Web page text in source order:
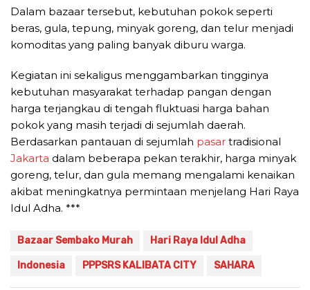
Dalam bazaar tersebut, kebutuhan pokok seperti
beras, gula, tepung, minyak goreng, dan telur menjadi
komoditas yang paling banyak diburu warga.
Kegiatan ini sekaligus menggambarkan tingginya
kebutuhan masyarakat terhadap pangan dengan
harga terjangkau di tengah fluktuasi harga bahan
pokok yang masih terjadi di sejumlah daerah.
Berdasarkan pantauan di sejumlah pasar tradisional
Jakarta dalam beberapa pekan terakhir, harga minyak
goreng, telur, dan gula memang mengalami kenaikan
akibat meningkatnya permintaan menjelang Hari Raya
Idul Adha. ***
Bazaar Sembako Murah Hari Raya Idul Adha
Indonesia PPPSRS KALIBATA CITY SAHARA